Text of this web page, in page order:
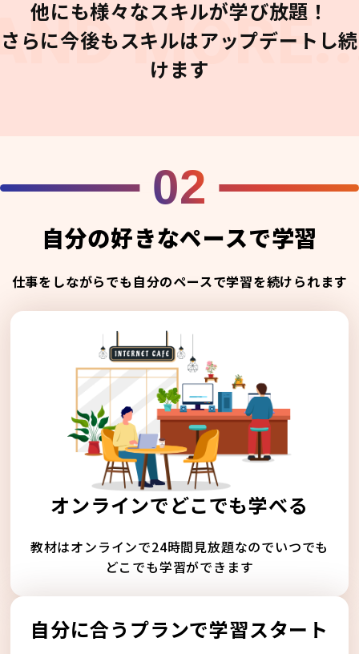
他にも様々なスキルが学び放題！
さらに今後もスキルはアップデートし続
けます
02
自分の好きなペースで学習
仕事をしながらでも自分のペースで学習を続けられます
オンラインでどこでも学べる
教材はオンラインで24時間見放題なのでいつでも
どこでも学習ができます
自分に合うプランで学習スタート